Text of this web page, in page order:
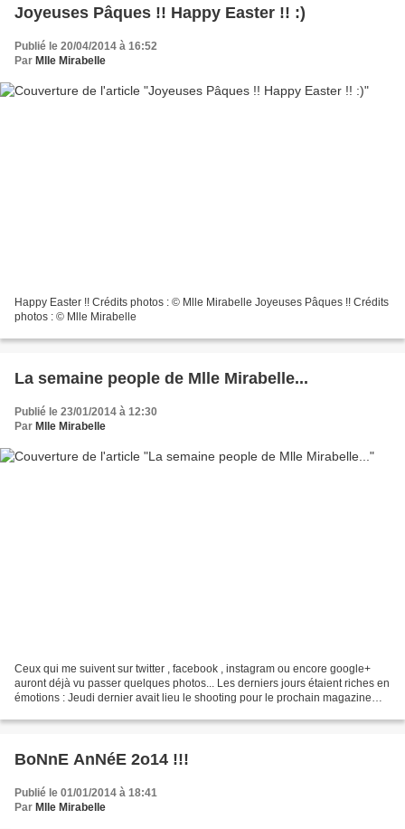
Joyeuses Pâques !! Happy Easter !! :)
Publié le 20/04/2014 à 16:52
Par Mlle Mirabelle
Happy Easter !! Crédits photos : © Mlle Mirabelle Joyeuses Pâques !! Crédits
photos : © Mlle Mirabelle
La semaine people de Mlle Mirabelle...
Publié le 23/01/2014 à 12:30
Par Mlle Mirabelle
Ceux qui me suivent sur twitter , facebook , instagram ou encore google+
auront déjà vu passer quelques photos... Les derniers jours étaient riches en
émotions : Jeudi dernier avait lieu le shooting pour le prochain magazine
BoNnE AnNéE 2o14 !!!
Publié le 01/01/2014 à 18:41
Par Mlle Mirabelle